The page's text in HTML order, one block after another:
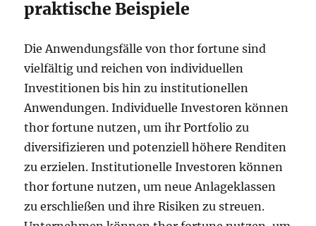
praktische Beispiele
Die Anwendungsfälle von thor fortune sind
vielfältig und reichen von individuellen
Investitionen bis hin zu institutionellen
Anwendungen. Individuelle Investoren können
thor fortune nutzen, um ihr Portfolio zu
diversifizieren und potenziell höhere Renditen
zu erzielen. Institutionelle Investoren können
thor fortune nutzen, um neue Anlageklassen
zu erschließen und ihre Risiken zu streuen.